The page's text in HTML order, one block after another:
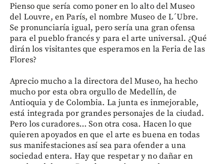
Pienso que sería como poner en lo alto del Museo
del Louvre, en París, el nombre Museo de L´Ubre.
Se pronunciaría igual, pero sería una gran ofensa
para el pueblo francés y para el arte universal. ¿Qué
dirán los visitantes que esperamos en la Feria de las
Flores?
Aprecio mucho a la directora del Museo, ha hecho
mucho por esta obra orgullo de Medellín, de
Antioquia y de Colombia. La junta es inmejorable,
está integrada por grandes personajes de la ciudad.
Pero los curadores... Son otra cosa. Hacen lo que
quieren apoyados en que el arte es buena en todas
sus manifestaciones así sea para ofender a una
sociedad entera. Hay que respetar y no dañar en